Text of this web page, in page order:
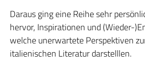
Daraus ging eine Reihe sehr
hervor, Inspirationen und (Wieder-
welche unerwartete Perspektiven
italienischen Literatur darstelllen.